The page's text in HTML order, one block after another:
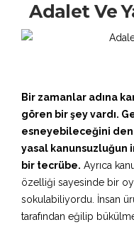
Adalet Ve
Bir zamanlar adına
gören bir şey vardı.
esneyebileceğini
yasal kanunsuzluğun
bir tecrübe. Ayrıca
özelliği sayesinde bir
sokulabiliyordu. İnsan
tarafından eğilip